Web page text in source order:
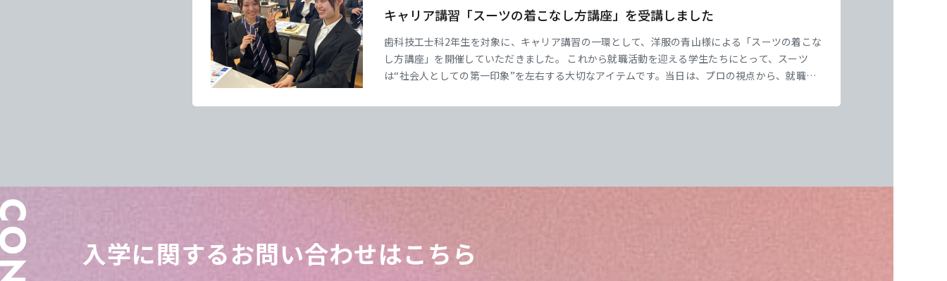
キャリア講習「スーツの着こなし方講座」を受講しました
歯科技工士科2年生を対象に、キャリア講習の一環として、洋服の青山様による「スーツの着こな
し方講座」を開催していただきました。 これから就職活動を迎える学生たちにとって、スーツ
は“社会人としての第一印象”を左右する大切なアイテムです。当日は、プロの視点から、就職活
は、スーツのサイズ感やボタンの留め方、シャツや靴の
入学に関するお問い合わせはこちら